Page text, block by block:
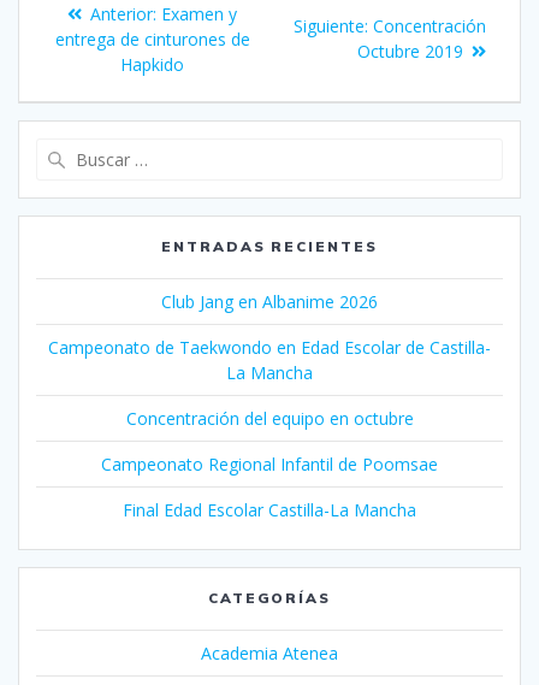
Anterior: Examen y
entrega de cinturones de
Hapkido
Siguiente: Concentración
Octubre 2019
ENTRADAS RECIENTES
Club Jang en Albanime 2026
Campeonato de Taekwondo en Edad Escolar de Castilla-
La Mancha
Concentración del equipo en octubre
Campeonato Regional Infantil de Poomsae
Final Edad Escolar Castilla-La Mancha
CATEGORÍAS
Academia Atenea